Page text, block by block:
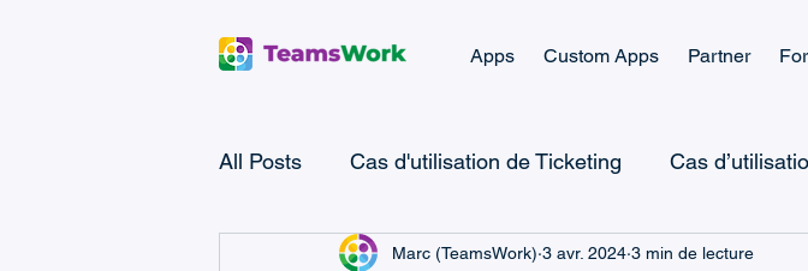
Apps Custom Apps Partner
All Posts Cas d'utilisation de Ticketing Cas
Microsoft Teams Ticketing Microsoft Teams Checklist
Marc (TeamsWork) 3 avr. 2024 3 min de lecture